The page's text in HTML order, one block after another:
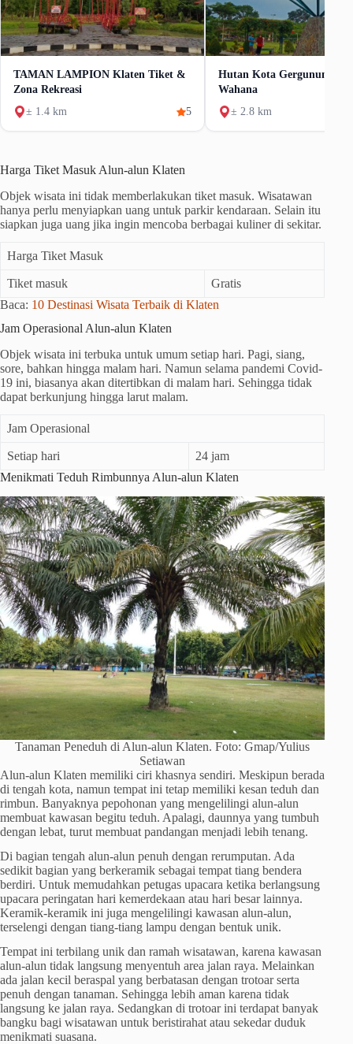
TAMAN LAMPION Klaten Tiket &
Zona Rekreasi
± 1.4 km
5
Hutan Kota Gergunung
Wahana
± 2.8 km
Harga Tiket Masuk Alun-alun Klaten
Objek wisata ini tidak memberlakukan tiket masuk. Wisatawan
hanya perlu menyiapkan uang untuk parkir kendaraan. Selain itu
siapkan juga uang jika ingin mencoba berbagai kuliner di sekitar.
Harga Tiket Masuk
Tiket masuk
Gratis
Baca: 10 Destinasi Wisata Terbaik di Klaten
Jam Operasional Alun-alun Klaten
Objek wisata ini terbuka untuk umum setiap hari. Pagi, siang,
sore, bahkan hingga malam hari. Namun selama pandemi Covid-
19 ini, biasanya akan ditertibkan di malam hari. Sehingga tidak
dapat berkunjung hingga larut malam.
Jam Operasional
Setiap hari
24 jam
Menikmati Teduh Rimbunnya Alun-alun Klaten
Tanaman Peneduh di Alun-alun Klaten. Foto: Gmap/Yulius
Setiawan
Alun-alun Klaten memiliki ciri khasnya sendiri. Meskipun berada
di tengah kota, namun tempat ini tetap memiliki kesan teduh dan
rimbun. Banyaknya pepohonan yang mengelilingi alun-alun
membuat kawasan begitu teduh. Apalagi, daunnya yang tumbuh
dengan lebat, turut membuat pandangan menjadi lebih tenang.
Di bagian tengah alun-alun penuh dengan rerumputan. Ada
sedikit bagian yang berkeramik sebagai tempat tiang bendera
berdiri. Untuk memudahkan petugas upacara ketika berlangsung
upacara peringatan hari kemerdekaan atau hari besar lainnya.
Keramik-keramik ini juga mengelilingi kawasan alun-alun,
terselengi dengan tiang-tiang lampu dengan bentuk unik.
Tempat ini terbilang unik dan ramah wisatawan, karena kawasan
alun-alun tidak langsung menyentuh area jalan raya. Melainkan
ada jalan kecil beraspal yang berbatasan dengan trotoar serta
penuh dengan tanaman. Sehingga lebih aman karena tidak
langsung ke jalan raya. Sedangkan di trotoar ini terdapat banyak
bangku bagi wisatawan untuk beristirahat atau sekedar duduk
menikmati suasana.